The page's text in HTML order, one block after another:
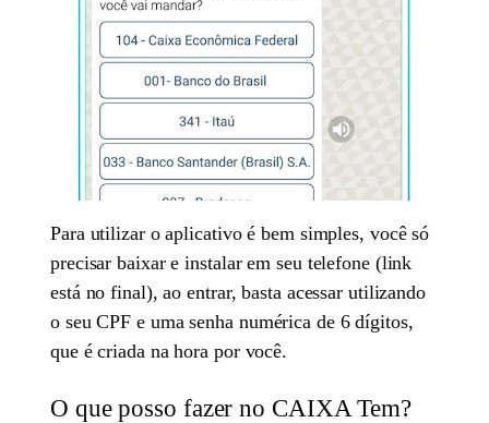
Para utilizar o aplicativo é bem simples, você só
precisar baixar e instalar em seu telefone (link
está no final), ao entrar, basta acessar utilizando
o seu CPF e uma senha numérica de 6 dígitos,
que é criada na hora por você.
O que posso fazer no CAIXA Tem?